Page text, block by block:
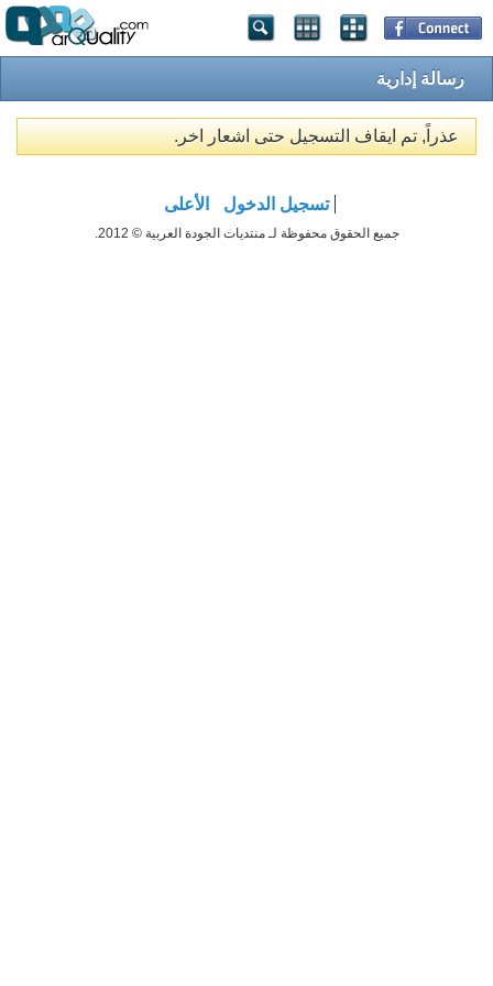
رسالة إدارية
عذراً, تم ايقاف التسجيل حتى اشعار اخر.
تسجيل الدخول الأعلى
جميع الحقوق محفوظة لـ منتديات الجودة العربية © 2012.